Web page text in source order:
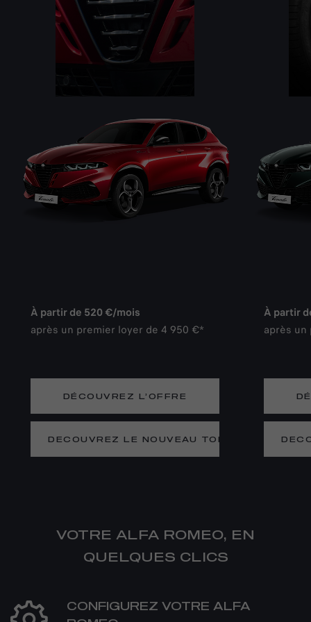
À partir de 520 €/mois
après un premier loyer de 4 950 €*
DÉCOUVREZ L’OFFRE
DECOUVREZ LE NOUVEAU TONALE
À partir
après
VOTRE ALFA ROMEO, EN
QUELQUES CLICS
CONFIGUREZ VOTRE ALFA